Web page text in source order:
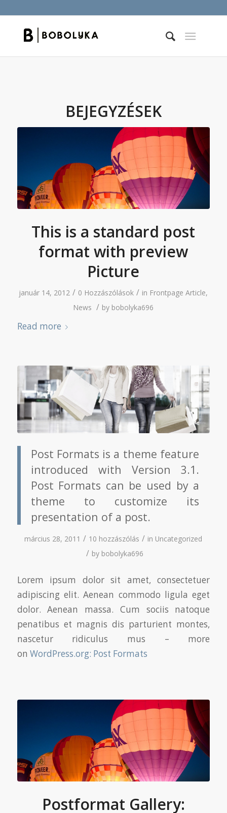
BEJEGYZÉSEK
This is a standard post
format with preview
Picture
január 14, 2012 / 0 Hozzászólások / in Frontpage Article,
News / by bobolyka696
Read more
Post Formats is a theme feature
introduced with Version 3.1.
Post Formats can be used by a
theme to customize its
presentation of a post.
március 28, 2011 / 10 hozzászólás / in Uncategorized
/ by bobolyka696
Lorem ipsum dolor sit amet, consectetuer
adipiscing elit. Aenean commodo ligula eget
dolor. Aenean massa. Cum sociis natoque
penatibus et magnis dis parturient montes,
nascetur ridiculus mus – more
on WordPress.org: Post Formats
Postformat Gallery: